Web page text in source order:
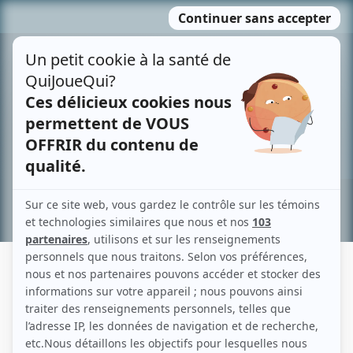
MENU
contenu
Recherche avancée »
AL VANDECRUYS
Liens
Fiche de Al Vandecruys sur Showbizz.net